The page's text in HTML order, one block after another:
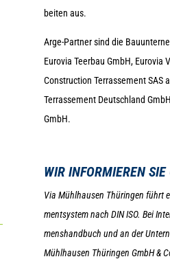
bei­ten aus.
Arge-Part­ner sind die
Euro­via Teer­bau GmbH, Euro­via
Con­s­truc­tion Ter­ras­se­ment SAS
Ter­ras­se­ment Deutsch­land
GmbH.
WIR INFOR­MIE­REN SIE
Via Mühl­hau­sen Thü­rin­gen führt
ment­sys­tem nach DIN ISO. Bei
mens­hand­buch und an der
Mühl­hau­sen Thü­rin­gen GmbH &